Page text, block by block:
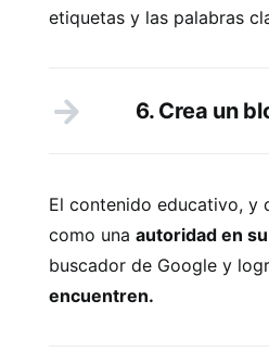
etiquetas y las palabras
6. Crea un
El contenido educativo, y
como una autoridad en
buscador de Google y
encuentren.